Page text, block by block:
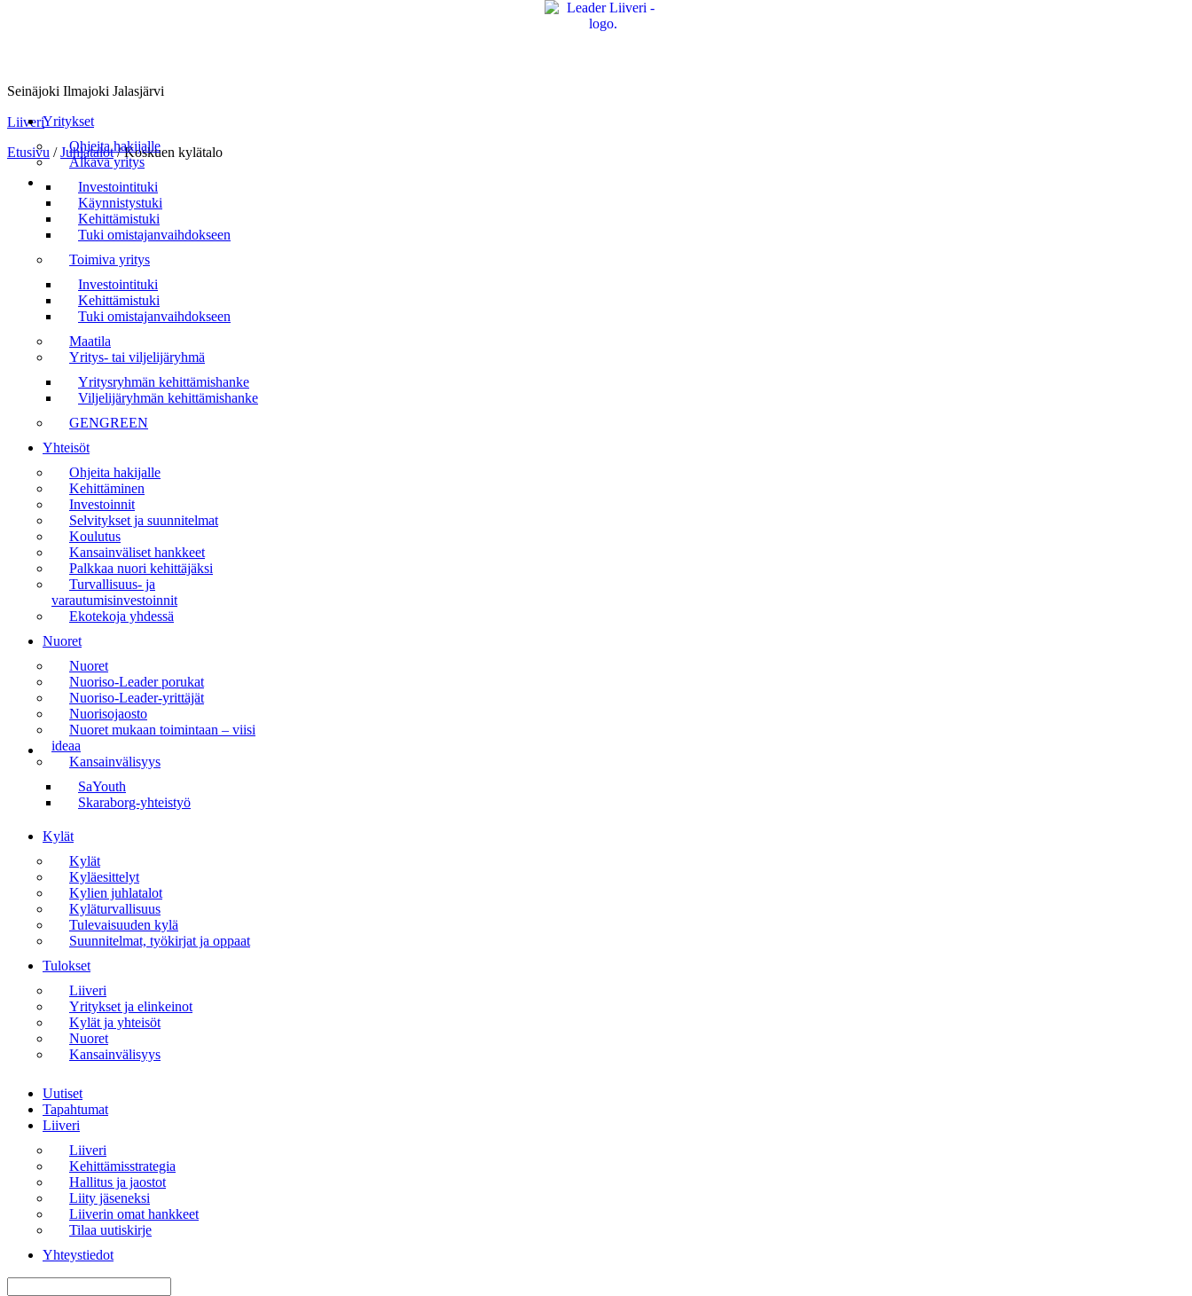
Liiveri
Seinäjoki Ilmajoki Jalasjärvi
ValikkoYritykset
Ohjeita hakijalle
Alkava yritys
Investointituki
Käynnistystuki
Kehittämistuki
Tuki omistajanvaihdokseen
Toimiva yritys
Investointituki
Kehittämistuki
Tuki omistajanvaihdokseen
Maatila
Yritys- tai viljelijäryhmä
Yritysryhmän kehittämishanke
Viljelijäryhmän kehittämishanke
GENGREEN
Yhteisöt
Ohjeita hakijalle
Kehittäminen
Investoinnit
Selvitykset ja suunnitelmat
Koulutus
Kansainväliset hankkeet
Palkkaa nuori kehittäjäksi
Turvallisuus- ja
varautumisinvestoinnit
Ekotekoja yhdessä
Nuoret
Nuoret
Nuoriso-Leader porukat
Nuoriso-Leader-yrittäjät
Nuorisojaosto
Nuoret mukaan toimintaan – viisi
ideaa
Kansainvälisyys
SaYouth
Skaraborg-yhteistyö
Kylät
Kylät
Kyläesittelyt
Kylien juhlatalot
Kyläturvallisuus
Tulevaisuuden kylä
Suunnitelmat, työkirjat ja oppaat
Tulokset
Liiveri
Yritykset ja elinkeinot
Kylät ja yhteisöt
Nuoret
Kansainvälisyys
ValikkoUutiset
Tapahtumat
Liiveri
Liiveri
Kehittämisstrategia
Hallitus ja jaostot
Liity jäseneksi
Liiverin omat hankkeet
Tilaa uutiskirje
Yhteystiedot
Etusivu /Juhlatalot/Koskuen kylätalo